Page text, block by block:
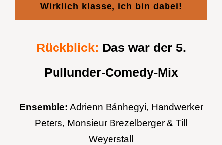
Wirklich klasse, ich bin dabei!
Rückblick: Das war der 5.
Pullunder-Comedy-Mix
Ensemble: Adrienn Bánhegyi, Handwerker
Peters, Monsieur Brezelberger & Till
Weyerstall